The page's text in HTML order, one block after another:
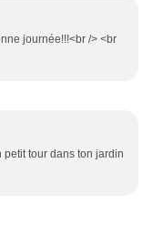
journée!!!<br /> <br
tour dans ton jardin